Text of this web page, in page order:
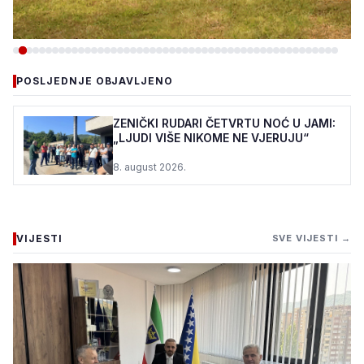
PC DUJE: ŠTIĆENICI I OVE
GODINE U VOĆNJAKU
MIRSADA DURMIĆA
7. august 2026.•134 pregleda
POSLJEDNJE OBJAVLJENO
ZENIČKI RUDARI ČETVRTU NOĆ U JAMI:
„LJUDI VIŠE NIKOME NE VJERUJU“
8. august 2026.
VIJESTI SVE VIJESTI →